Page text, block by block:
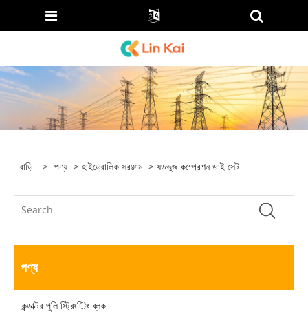
বাড়ি > পণ্য >হাইড্রোলিক সরঞ্জাম > ষড়ভুজ কম্প্রেশন ডাই সেট
পণ্য
কন্ডাক্টর পুলি স্ট্রিংিং ব্লক